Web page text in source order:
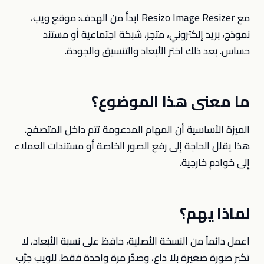
مع Resizo Image Resizer ابدأ من الهدف: موقع ويب،
نموذج، بريد إلكتروني، متجر، شبكة اجتماعية أو مستند
حساس. بعد ذلك اختر الأبعاد والتنسيق والجودة.
ما معنى هذا الموضوع؟
الميزة الأساسية أن المهام المدعومة تتم داخل المتصفح.
هذا يقلل الحاجة إلى رفع الصور الخاصة أو مستندات العملاء
إلى خوادم خارجية.
لماذا يهم؟
اعمل دائماً من النسخة الأصلية، حافظ على نسبة الأبعاد، لا
تكبر صورة صغيرة بلا داع، وصدّر مرة واحدة فقط. للويب جرّب